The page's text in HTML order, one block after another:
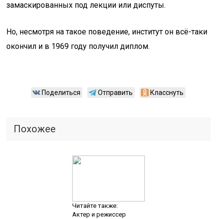
замаскированных под лекции или диспуты.
Но, несмотря на такое поведение, институт он всё-таки
окончил и в 1969 году получил диплом.
Поделиться Отправить Класснуть
Похожее
Читайте также:
Актер и режиссер